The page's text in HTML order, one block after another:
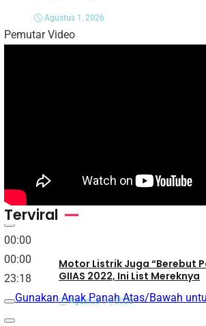
Agustus 1, 2026
Pemutar Video
00:00
00:00
23:18
Gunakan Anak Panah Atas/Bawah
Terviral
Motor Listrik Juga “Berebut
GIIAS 2022, Ini List Mereknya
Agustus 14, 2022